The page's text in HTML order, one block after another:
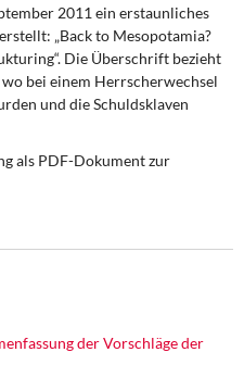
Daseinsvorsorge
2011 ein erstaunliches
„Back to Mesopotamia?
Die Überschrift bezieht
bei einem Herrscherwechsel
und die Schuldsklaven
als PDF-Dokument zur
der Vorschläge der